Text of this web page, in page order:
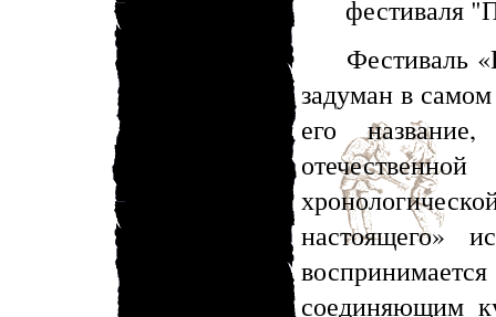
фестиваля
Фестиваль
задуман в
его
настоящего»
соединяющим